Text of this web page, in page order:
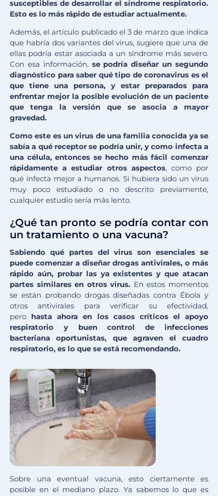
susceptibles de desarrollar el síndrome respiratorio.
Esto es lo más rápido de estudiar actualmente.
Además, el artículo publicado el 3 de marzo que indica
que habría dos variantes del virus, sugiere que una de
ellas podría estar asociada a un síndrome más severo.
Con esa información, se podría diseñar un segundo
diagnóstico para saber qué tipo de coronavirus es el
que tiene una persona, y estar preparados para
enfrentar mejor la posible evolución de un paciente
que tenga la versión que se asocia a mayor
gravedad.
Como este es un virus de una familia conocida ya se
sabía a qué receptor se podría unir, y como infecta a
una célula, entonces se hecho más fácil comenzar
rápidamente a estudiar otros aspectos, como por
qué infecta mejor a humanos. Si hubiera sido un virus
muy poco estudiado o no descrito previamente,
cualquier estudio sería más lento.
¿Qué tan pronto se podría contar con
un tratamiento o una vacuna?
Sabiendo qué partes del virus son esenciales se
puede comenzar a diseñar drogas antivirales, o más
rápido aún, probar las ya existentes y que atacan
partes similares en otros virus. En estos momentos
se están probando drogas diseñadas contra Ébola y
otros antivirales para verificar su efectividad,
pero hasta ahora en los casos críticos el apoyo
respiratorio y buen control de infecciones
bacteriana oportunistas, que agraven el cuadro
respiratorio, es lo que se está recomendando.
Sobre una eventual vacuna, esto ciertamente es
posible en el mediano plazo. Ya sabemos lo que es